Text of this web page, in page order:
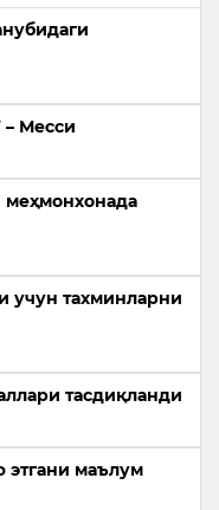
– Месси
учун тахминларни
тасдиқланди
этгани маълум